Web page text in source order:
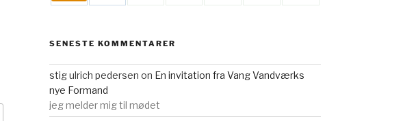
SENESTE KOMMENTARER
stig ulrich pedersen on En invitation fra Vang Vandværks
nye Formand
jeg melder mig til mødet